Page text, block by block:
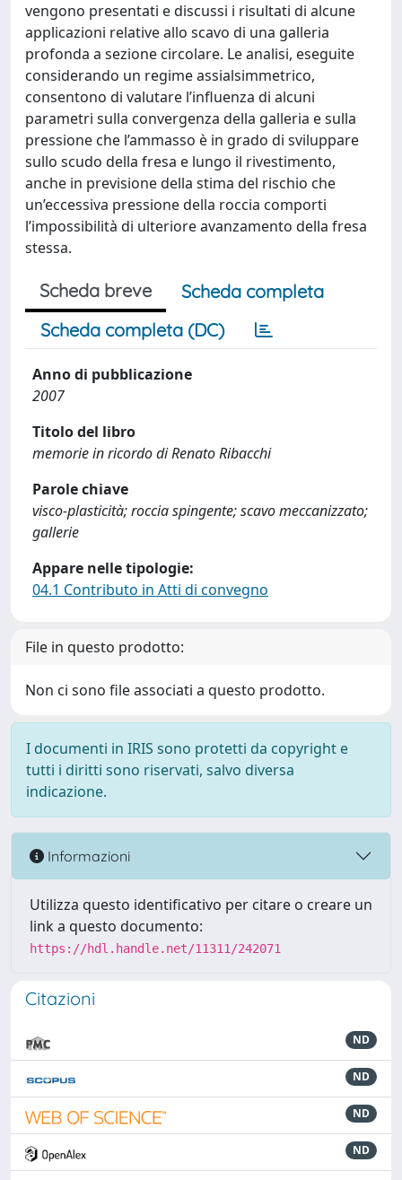
vengono presentati e discussi i risultati di alcune
applicazioni relative allo scavo di una galleria
profonda a sezione circolare. Le analisi, eseguite
considerando un regime assialsimmetrico,
consentono di valutare l’influenza di alcuni
parametri sulla convergenza della galleria e sulla
pressione che l’ammasso è in grado di sviluppare
sullo scudo della fresa e lungo il rivestimento,
anche in previsione della stima del rischio che
un’eccessiva pressione della roccia comporti
l’impossibilità di ulteriore avanzamento della fresa
stessa.
Scheda breve
Scheda completa
Scheda completa (DC)
Anno di pubblicazione
2007
Titolo del libro
memorie in ricordo di Renato Ribacchi
Parole chiave
visco-plasticità; roccia spingente; scavo meccanizzato;
gallerie
Appare nelle tipologie:
04.1 Contributo in Atti di convegno
File in questo prodotto:
Non ci sono file associati a questo prodotto.
I documenti in IRIS sono protetti da copyright e
tutti i diritti sono riservati, salvo diversa
indicazione.
Informazioni
Utilizza questo identificativo per citare o creare un
link a questo documento:
https://hdl.handle.net/11311/242071
Citazioni
ND
ND
ND
ND